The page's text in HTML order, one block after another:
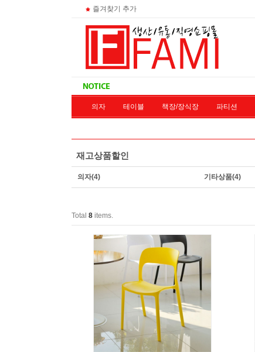
즐겨찾기 추가
의자 테이블 책장/장식장 파티션
재고상품할인
의자(4) 기타상품(4)
Total 8 items.